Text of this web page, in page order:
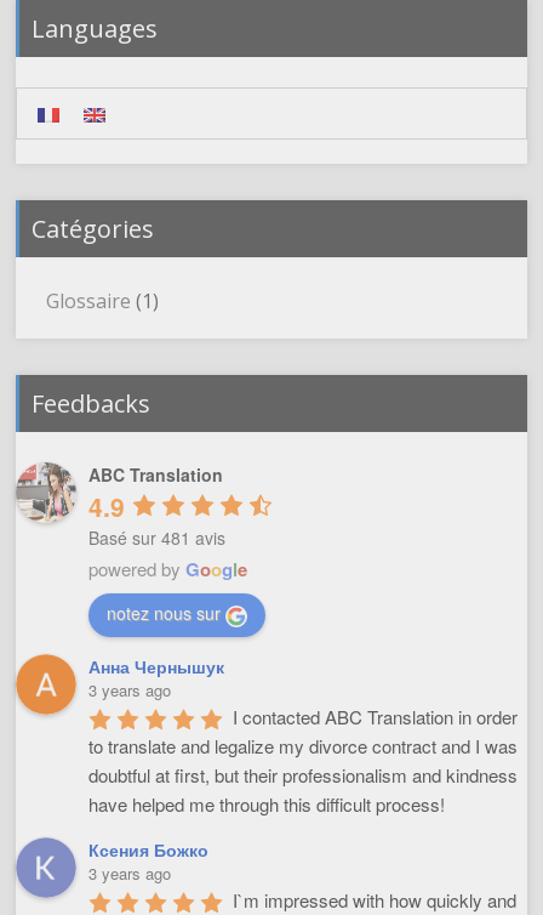
Languages
Catégories
Glossaire (1)
Feedbacks
ABC Translation
4.9
Basé sur 481 avis
powered byGoogle
notez nous sur
Анна Чернышук
3 years ago
I contacted ABC Translation in order
to translate and legalize my divorce contract and I was
doubtful at first, but their professionalism and kindness
have helped me through this difficult process!
Ксения Божко
3 years ago
I`m impressed with how quickly and